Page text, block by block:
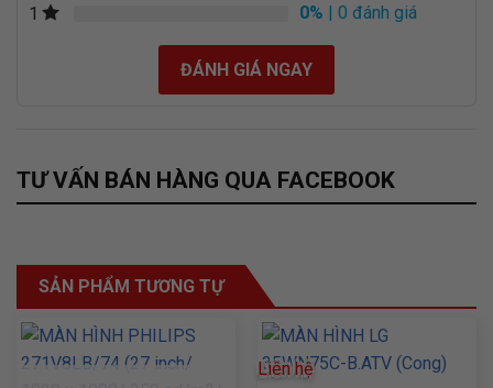
1
0% | 0 đánh giá
ĐÁNH GIÁ NGAY
TƯ VẤN BÁN HÀNG QUA FACEBOOK
SẢN PHẨM TƯƠNG TỰ
Liên hệ